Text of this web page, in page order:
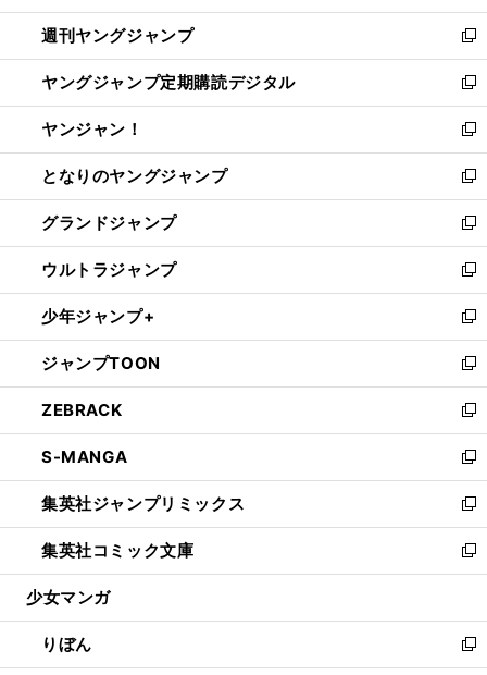
開
く
ウ
で
開
く
ン
ド
ウ
で
開
く
ウ
ィ
ン
ド
ウ
で
開
く
週刊ヤングジャンプ
新
し
い
ウ
ィ
ン
ド
ウ
で
開
く
ヤングジャンプ定期購読デジタル
新
し
い
ウ
ィ
ン
ド
ウ
で
開
く
ヤンジャン！
新
し
い
ウ
ィ
ン
ド
ウ
で
開
く
となりのヤングジャンプ
新
し
い
ウ
ィ
ン
ド
ウ
で
開
く
グランドジャンプ
新
し
い
ウ
ィ
ン
ド
ウ
で
開
く
ウルトラジャンプ
新
し
い
ウ
ィ
ン
ド
ウ
で
開
く
少年ジャンプ+
新
し
い
ウ
ィ
ン
ド
ウ
で
開
く
ジャンプTOON
新
し
い
ウ
ィ
ン
ド
ウ
で
開
ZEBRACK
新
し
い
ウ
ィ
ン
ド
ウ
開
く
S-MANGA
新
し
い
ウ
ィ
ン
ウ
で
開
集英社ジャンプリミックス
新
し
い
ウ
ン
ド
ウ
集英社コミック文庫
新
し
ウ
ィ
ン
少女マンガ
りぼん
新